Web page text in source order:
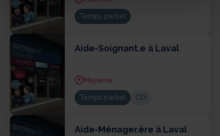
Temps partiel
Aide-Soignant.e à Laval
Mayenne
Temps partiel CDI
Aide-Ménager.ère à Laval